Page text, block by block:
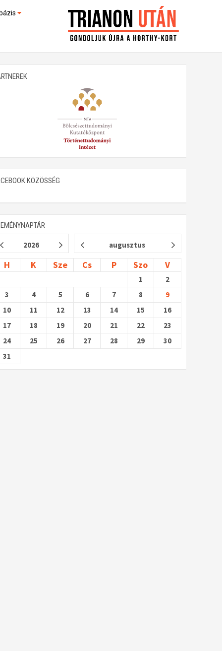
(feltöltés alatt)
KÖZÖSSÉG
2026 augusztus
H K Sze Cs P Szo V
1
2
3
4 5 6 7 8
9
10
11 12 13 14 15
16
17
18 19 20 21 22
23
24
25 26 27 28 29
30
31